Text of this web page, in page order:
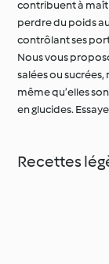
contribuent à
perdre du poids
contrôlant ses
Nous vous
salées ou
même qu’elles
en glucides.
Recettes